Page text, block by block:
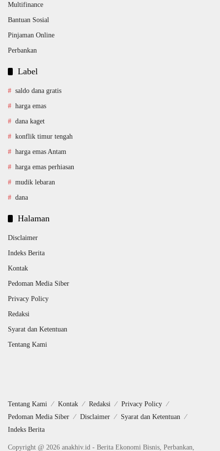
Multifinance
Bantuan Sosial
Pinjaman Online
Perbankan
Label
saldo dana gratis
harga emas
dana kaget
konflik timur tengah
harga emas Antam
harga emas perhiasan
mudik lebaran
dana
Halaman
Disclaimer
Indeks Berita
Kontak
Pedoman Media Siber
Privacy Policy
Redaksi
Syarat dan Ketentuan
Tentang Kami
Tentang Kami Kontak Redaksi
Privacy Policy
Pedoman Media Siber
Disclaimer
Syarat dan Ketentuan
Indeks Berita
Copyright @ 2026 anakhiv.id - Berita Ekonomi Bisnis, Perbankan,